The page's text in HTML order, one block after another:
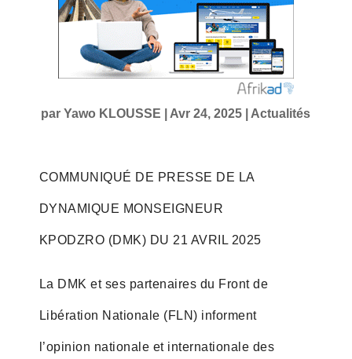
parYawo KLOUSSE Avr 24, 2025 Actualités
COMMUNIQUÉ DE PRESSE DE LA
DYNAMIQUE MONSEIGNEUR
KPODZRO (DMK) DU 21 AVRIL 2025
La DMK et ses partenaires du Front de
Libération Nationale (FLN) informent
l’opinion nationale et internationale des